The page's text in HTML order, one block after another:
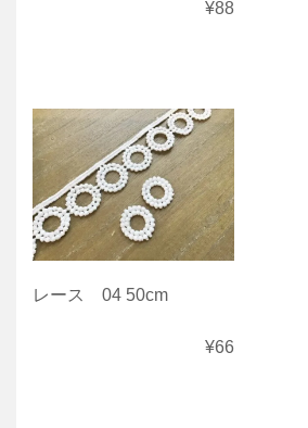
¥88
レース 04 50cm
¥66